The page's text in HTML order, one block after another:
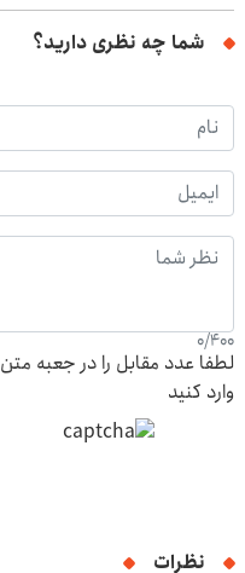
شما چه نظری دارید؟
0/400
لطفا عدد مقابل را در جعبه متن
وارد کنید
نظرات